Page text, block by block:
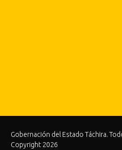
Gobernación del Estado Táchira.
Copyright 2026